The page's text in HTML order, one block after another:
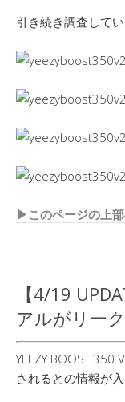
引き続き調査してい
▶︎このページの上
【4/19
アルがリーク
YEEZY BOOST 350
されるとの情報が入